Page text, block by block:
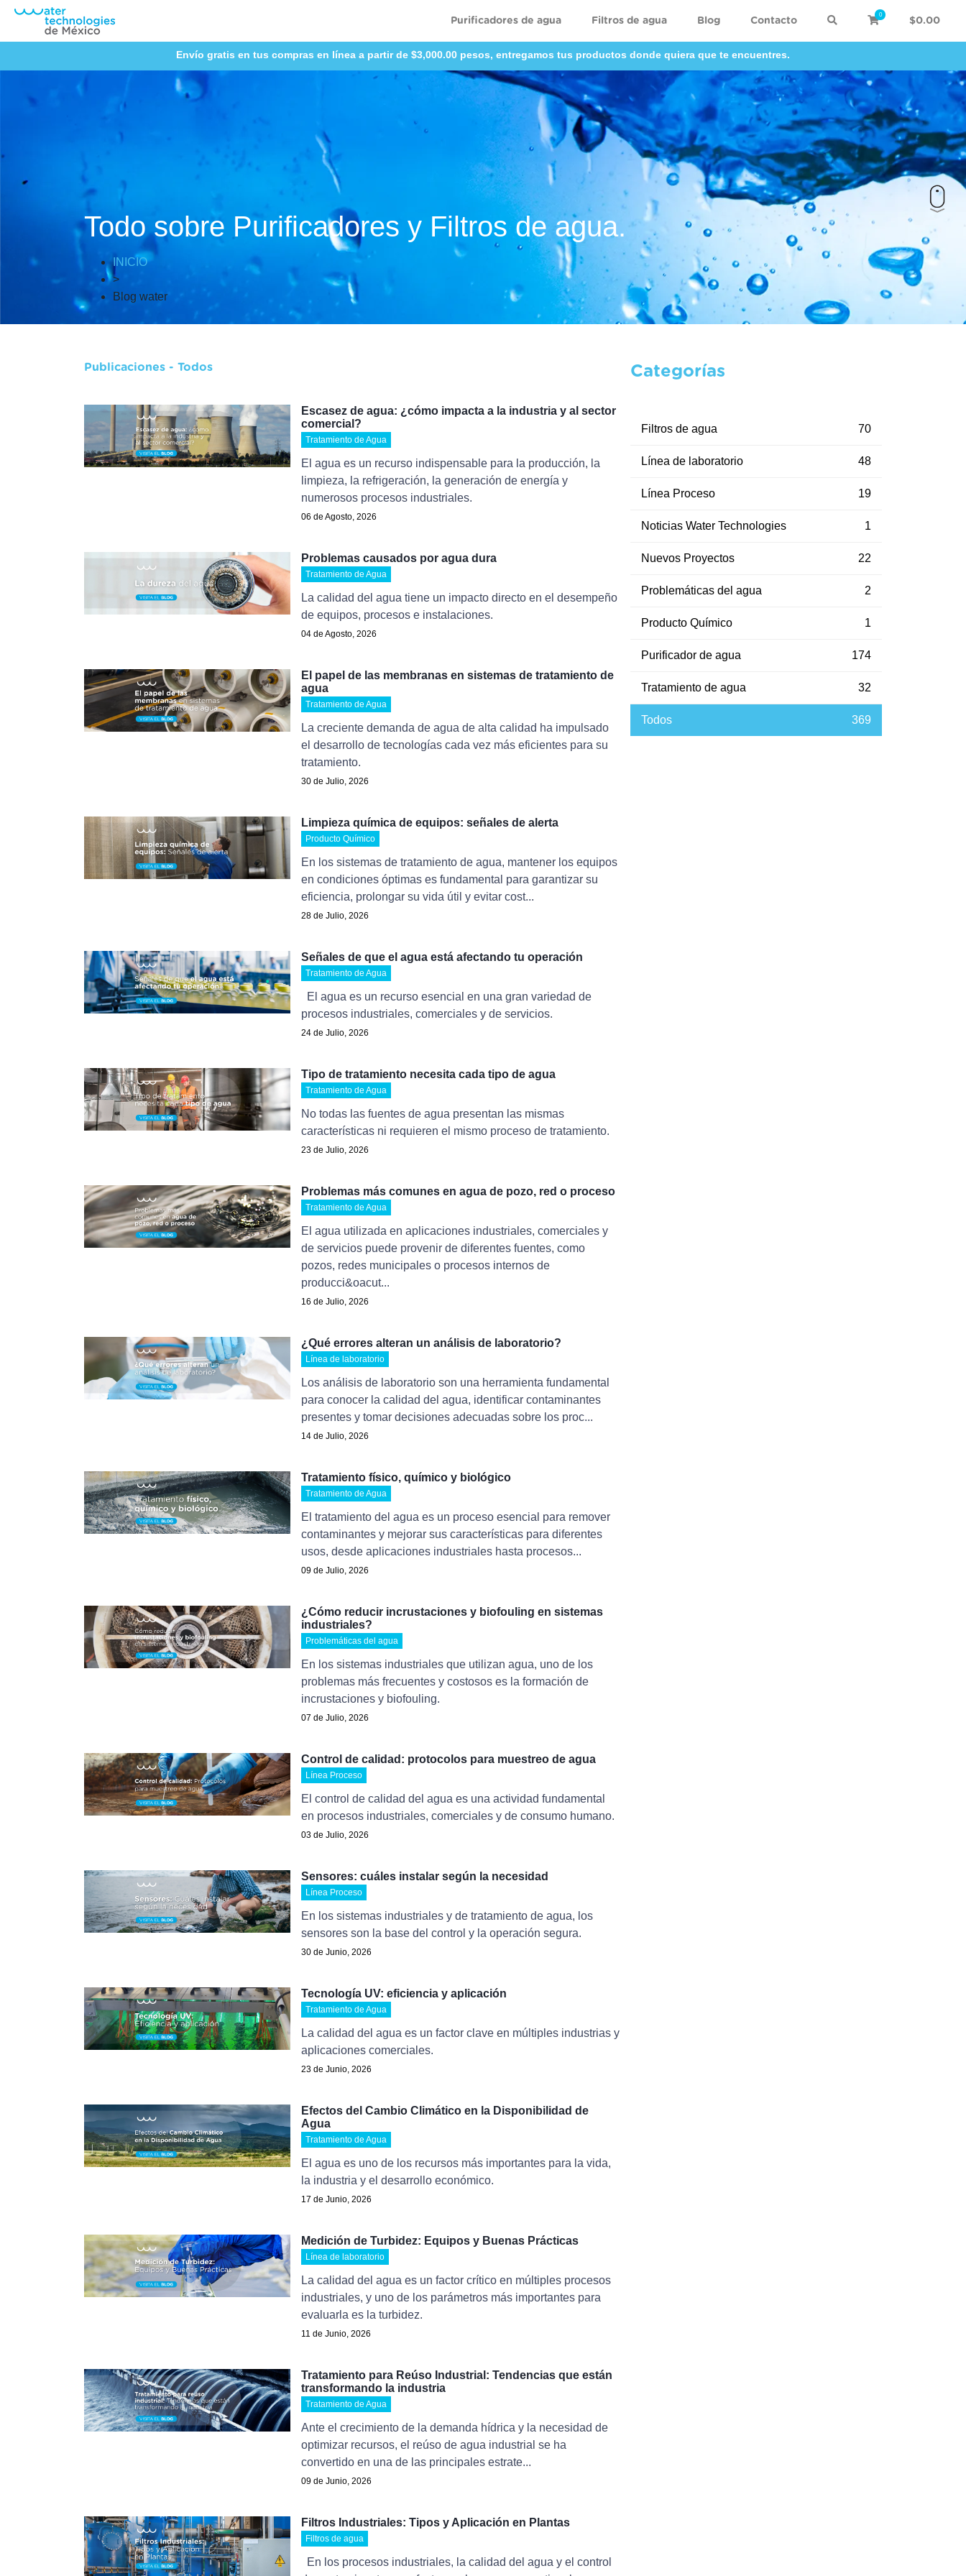
Purificadores de agua Filtros de agua Blog Contacto
0
$0.00
Envío gratis en tus compras en línea a partir de $3,000.00 pesos, entregamos tus productos donde quiera que te encuentres.
Todo sobre Purificadores y Filtros de agua.
INICIO
>
Blog water
Categorías
Filtros de agua 70
Línea de laboratorio 48
Línea Proceso 19
Noticias Water Technologies 1
Nuevos Proyectos 22
Problemáticas del agua 2
Producto Químico 1
Purificador de agua 174
Tratamiento de agua 32
Todos 369
Publicaciones - Todos
Escasez de agua: ¿cómo impacta a la industria y al sector
comercial?
Tratamiento de Agua
El agua es un recurso indispensable para la producción, la
limpieza, la refrigeración, la generación de energía y
numerosos procesos industriales.
06 de Agosto, 2026
Problemas causados por agua dura
Tratamiento de Agua
La calidad del agua tiene un impacto directo en el desempeño
de equipos, procesos e instalaciones.
04 de Agosto, 2026
El papel de las membranas en sistemas de tratamiento de
agua
Tratamiento de Agua
La creciente demanda de agua de alta calidad ha impulsado
el desarrollo de tecnologías cada vez más eficientes para su
tratamiento.
30 de Julio, 2026
Limpieza química de equipos: señales de alerta
Producto Químico
En los sistemas de tratamiento de agua, mantener los equipos
en condiciones óptimas es fundamental para garantizar su
eficiencia, prolongar su vida útil y evitar cost...
28 de Julio, 2026
Señales de que el agua está afectando tu operación
Tratamiento de Agua
El agua es un recurso esencial en una gran variedad de
procesos industriales, comerciales y de servicios.
24 de Julio, 2026
Tipo de tratamiento necesita cada tipo de agua
Tratamiento de Agua
No todas las fuentes de agua presentan las mismas
características ni requieren el mismo proceso de tratamiento.
23 de Julio, 2026
Problemas más comunes en agua de pozo, red o proceso
Tratamiento de Agua
El agua utilizada en aplicaciones industriales, comerciales y
de servicios puede provenir de diferentes fuentes, como
pozos, redes municipales o procesos internos de
producci&oacut...
16 de Julio, 2026
¿Qué errores alteran un análisis de laboratorio?
Línea de laboratorio
Los análisis de laboratorio son una herramienta fundamental
para conocer la calidad del agua, identificar contaminantes
presentes y tomar decisiones adecuadas sobre los proc...
14 de Julio, 2026
Tratamiento físico, químico y biológico
Tratamiento de Agua
El tratamiento del agua es un proceso esencial para remover
contaminantes y mejorar sus características para diferentes
usos, desde aplicaciones industriales hasta procesos...
09 de Julio, 2026
¿Cómo reducir incrustaciones y biofouling en sistemas
industriales?
Problemáticas del agua
En los sistemas industriales que utilizan agua, uno de los
problemas más frecuentes y costosos es la formación de
incrustaciones y biofouling.
07 de Julio, 2026
Control de calidad: protocolos para muestreo de agua
Línea Proceso
El control de calidad del agua es una actividad fundamental
en procesos industriales, comerciales y de consumo humano.
03 de Julio, 2026
Sensores: cuáles instalar según la necesidad
Línea Proceso
En los sistemas industriales y de tratamiento de agua, los
sensores son la base del control y la operación segura.
30 de Junio, 2026
Tecnología UV: eficiencia y aplicación
Tratamiento de Agua
La calidad del agua es un factor clave en múltiples industrias y
aplicaciones comerciales.
23 de Junio, 2026
Efectos del Cambio Climático en la Disponibilidad de
Agua
Tratamiento de Agua
El agua es uno de los recursos más importantes para la vida,
la industria y el desarrollo económico.
17 de Junio, 2026
Medición de Turbidez: Equipos y Buenas Prácticas
Línea de laboratorio
La calidad del agua es un factor crítico en múltiples procesos
industriales, y uno de los parámetros más importantes para
evaluarla es la turbidez.
11 de Junio, 2026
Tratamiento para Reúso Industrial: Tendencias que están
transformando la industria
Tratamiento de Agua
Ante el crecimiento de la demanda hídrica y la necesidad de
optimizar recursos, el reúso de agua industrial se ha
convertido en una de las principales estrate...
09 de Junio, 2026
Filtros Industriales: Tipos y Aplicación en Plantas
Filtros de agua
En los procesos industriales, la calidad del agua y el control